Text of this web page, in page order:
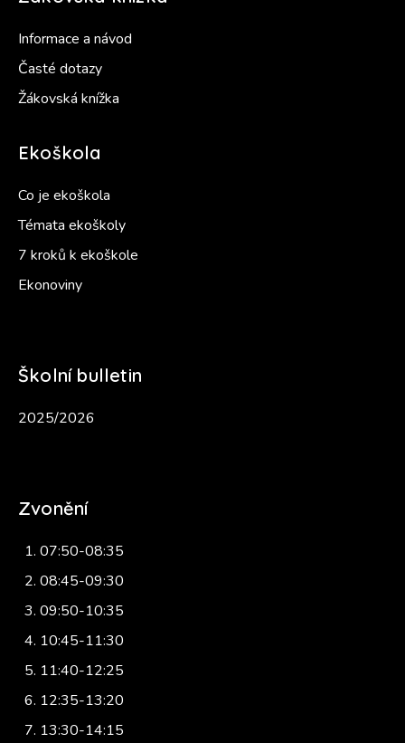
Informace a návod
Časté dotazy
Žákovská knížka
Ekoškola
Co je ekoškola
Témata ekoškoly
7 kroků k ekoškole
Ekonoviny
Školní bulletin
2025/2026
Zvonění
07:50-08:35
08:45-09:30
09:50-10:35
10:45-11:30
11:40-12:25
12:35-13:20
13:30-14:15